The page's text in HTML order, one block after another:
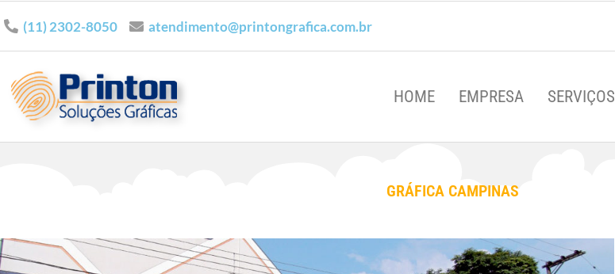
(11) 2302-8050 atendimento@printongrafica.com.br
HOME EMPRESA SERVIÇOS
GRÁFICA CAMPINAS